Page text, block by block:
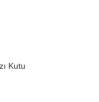
Kutu